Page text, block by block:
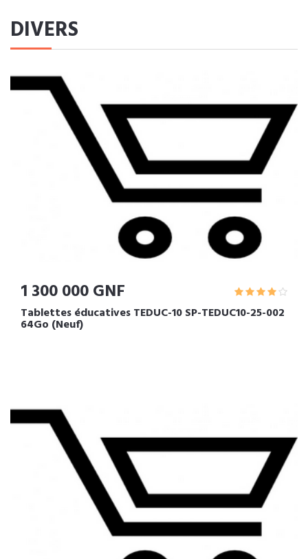
DIVERS
1 300 000 GNF
Tablettes éducatives TEDUC-10 SP-TEDUC10-25-002
64Go (Neuf)